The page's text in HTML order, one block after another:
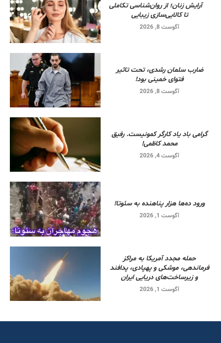
آرایش زنان؛ از روان‌شناسی تکاملی
تا کالایی‌سازی زیبایی
آگوست 8, 2026
ضارب سلمان رشدی، تحت تاثیر
فتوای خمینی بود!
آگوست 8, 2026
گرامی باد یاد کارگر کمونیست. رفیق
محمد کاظمی!
آگوست 4, 2026
ورود ده‌ها هزار پناهنده به سئوتا!
آگوست 1, 2026
حمله مجدد آمریکا به مراکز
فرماندهی، موشکی و پهپادی، پدافند
و زیرساخت‌های دریایی ایران
آگوست 1, 2026